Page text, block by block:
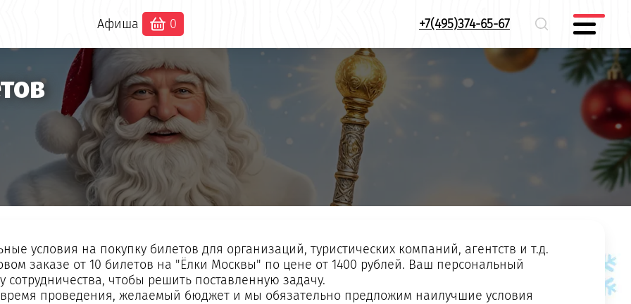
Афиша 0 +7(495)374-65-67
условия на покупку билетов для организаций, туристических компаний, агентств и т.д.
заказе от 10 билетов на "Ёлки Москвы" по цене от 1400 рублей. Ваш персональный
чтобы решить поставленную задачу.
время проведения, желаемый бюджет и мы обязательно предложим наилучшие условия